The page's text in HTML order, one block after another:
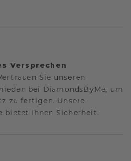
Versprechen
Sie unseren
bei DiamondsByMe, um
zu fertigen. Unsere
bietet Ihnen Sicherheit.